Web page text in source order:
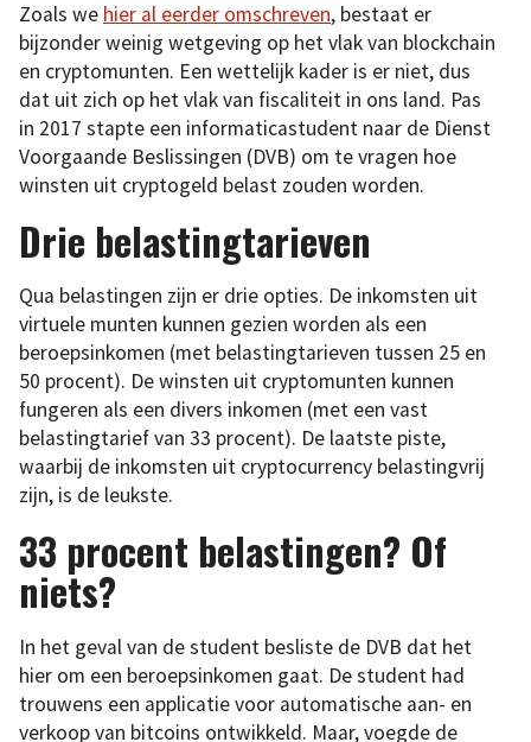
Zoals we hier al eerder omschreven, bestaat er
bijzonder weinig wetgeving op het vlak van blockchain
en cryptomunten. Een wettelijk kader is er niet, dus
dat uit zich op het vlak van fiscaliteit in ons land. Pas
in 2017 stapte een informaticastudent naar de Dienst
Voorgaande Beslissingen (DVB) om te vragen hoe
winsten uit cryptogeld belast zouden worden.
Drie belastingtarieven
Qua belastingen zijn er drie opties. De inkomsten uit
virtuele munten kunnen gezien worden als een
beroepsinkomen (met belastingtarieven tussen 25 en
50 procent). De winsten uit cryptomunten kunnen
fungeren als een divers inkomen (met een vast
belastingtarief van 33 procent). De laatste piste,
waarbij de inkomsten uit cryptocurrency belastingvrij
zijn, is de leukste.
33 procent belastingen? Of
niets?
In het geval van de student besliste de DVB dat het
hier om een beroepsinkomen gaat. De student had
trouwens een applicatie voor automatische aan- en
verkoop van bitcoins ontwikkeld. Maar, voegde de